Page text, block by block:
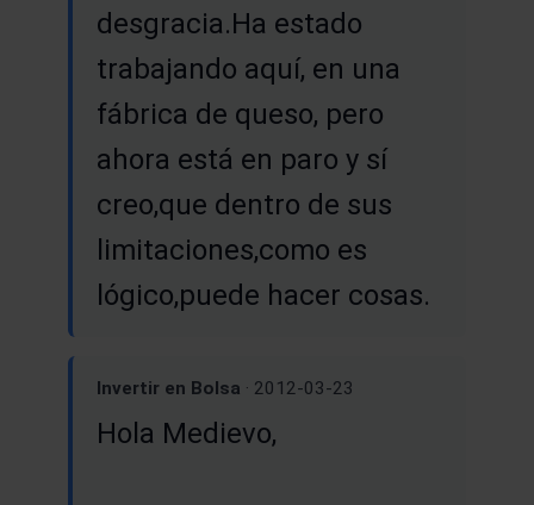
desgracia.Ha estado
trabajando aquí, en una
fábrica de queso, pero
ahora está en paro y sí
creo,que dentro de sus
limitaciones,como es
lógico,puede hacer cosas.
Invertir en Bolsa · 2012-03-23
Hola Medievo,